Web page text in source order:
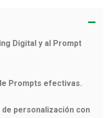
Digital y al Prompt
Prompts efectivas.
personalización con